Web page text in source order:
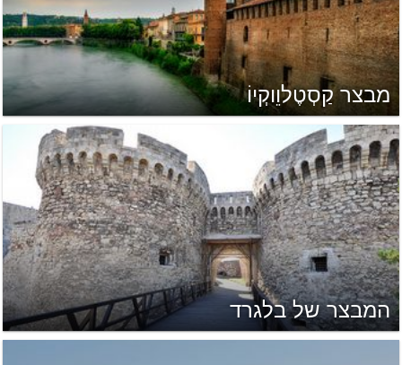
מבצר קַסְטֶלוֵוקְיוֹ
המבצר של בלגרד